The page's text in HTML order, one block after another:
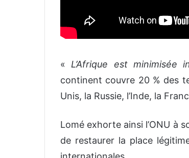
« L’Afrique est minimisée
continent couvre 20 % des
Unis, la Russie, l’Inde, la
Lomé exhorte ainsi l’ONU à
de restaurer la place